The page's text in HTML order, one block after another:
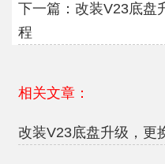
下一篇： 改装V23底盘
程
相关文章：
改装V23底盘升级，更